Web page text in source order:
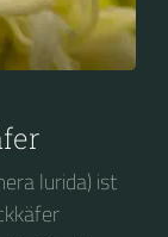
lurida) ist